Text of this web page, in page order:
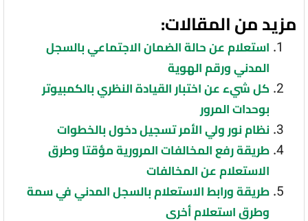
مزيد من المقالات:
استعلام عن حالة الضمان الاجتماعي بالسجل
المدني ورقم الهوية
كل شيء عن اختبار القيادة النظري بالكمبيوتر
بوحدات المرور
نظام نور ولي الأمر تسجيل دخول بالخطوات
طريقة رفع المخالفات المرورية مؤقتا وطرق
الاستعلام عن المخالفات
طريقة ورابط الاستعلام بالسجل المدني في سمة
وطرق استعلام أخرى